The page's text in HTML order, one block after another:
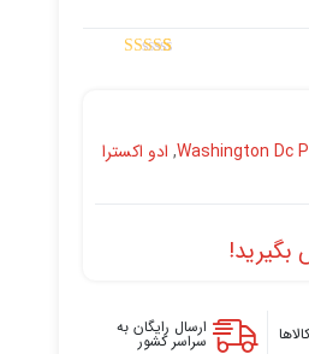
Washington Dc
, ادو اکسترا
بگیرید!
ارسال رایگان به
سراسر کشور